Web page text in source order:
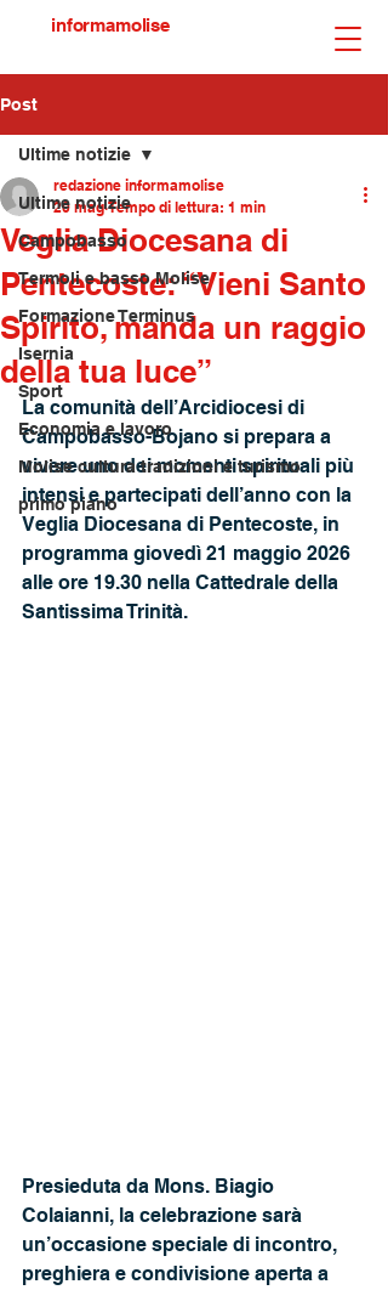
informamolise
Post
Ultime notizie
Campobasso
Termoli e basso Molise
Formazione Terminus
Isernia
Sport
Economia e lavoro
Molise cultura tradizioni e turismo
primo piano
Ultime notizie
Veglia Diocesana di
Pentecoste: “Vieni Santo
Spirito, manda un raggio
della tua luce”
redazione informamolise
20 mag Tempo di lettura: 1 min
La comunità dell’Arcidiocesi di
Campobasso-Bojano si prepara a
vivere uno dei momenti spirituali più
intensi e partecipati dell’anno con la
Veglia Diocesana di Pentecoste, in
programma giovedì 21 maggio 2026
alle ore 19.30 nella Cattedrale della
Santissima Trinità.
Presieduta da Mons. Biagio
Colaianni, la celebrazione sarà
un’occasione speciale di incontro,
preghiera e condivisione aperta a